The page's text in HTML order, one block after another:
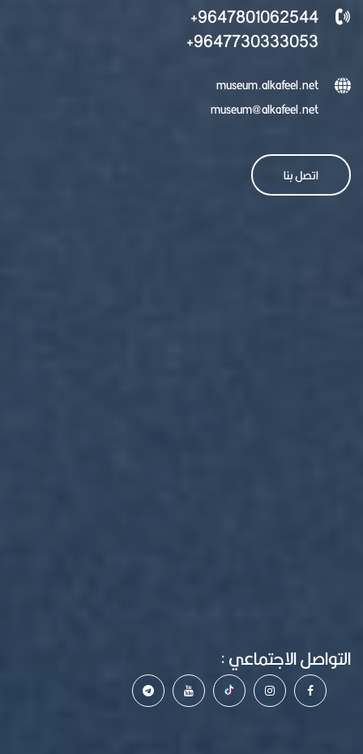
9647801062544+
9647730333053+
museum.alkafeel.net
museum@alkafeel.net
اتصل بنا
التواصل الاجتماعي :